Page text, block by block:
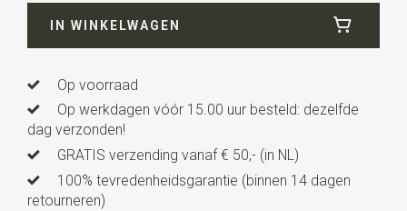
Lengte6 cm
verstelbaar bandje.
IN WINKELWAGEN
Op voorraad
Op werkdagen vóór 15.00 uur besteld: dezelfde
dag verzonden!
GRATIS verzending vanaf € 50,- (in NL)
100% tevredenheidsgarantie (binnen 14 dagen
retourneren)